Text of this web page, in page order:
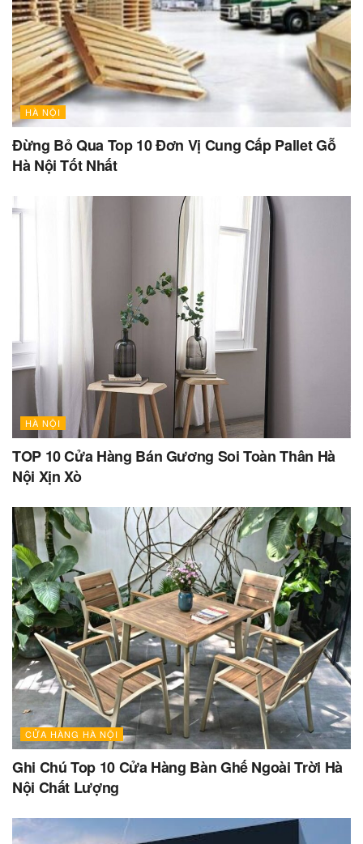
HÀ NỘI
Đừng Bỏ Qua Top 10 Đơn Vị Cung Cấp Pallet Gỗ
Hà Nội Tốt Nhất
HÀ NỘI
TOP 10 Cửa Hàng Bán Gương Soi Toàn Thân Hà
Nội Xịn Xò
CỬA HÀNG HÀ NỘI
Ghi Chú Top 10 Cửa Hàng Bàn Ghế Ngoài Trời Hà
Nội Chất Lượng